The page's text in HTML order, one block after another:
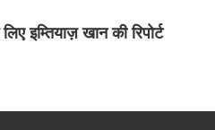
इम्तियाज़ खान की रिपोर्ट